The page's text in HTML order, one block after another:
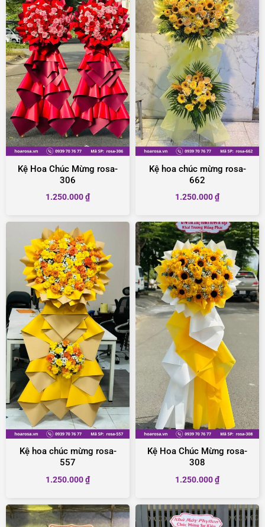
Kệ Hoa Chúc Mừng rosa-
306
1.250.000₫
Kệ hoa chúc mừng rosa-
662
1.250.000₫
Kệ hoa chúc mừng rosa-
557
1.250.000₫
Kệ Hoa Chúc Mừng rosa-
308
1.250.000₫